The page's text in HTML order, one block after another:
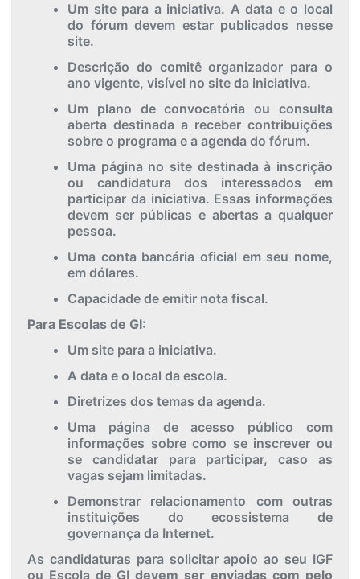
Um site para a iniciativa. A data e o local
do fórum devem estar publicados nesse
site.
Descrição do comitê organizador para o
ano vigente, visível no site da iniciativa.
Um plano de convocatória ou consulta
aberta destinada a receber contribuições
sobre o programa e a agenda do fórum.
Uma página no site destinada à inscrição
ou candidatura dos interessados em
participar da iniciativa. Essas informações
devem ser públicas e abertas a qualquer
pessoa.
Uma conta bancária oficial em seu nome,
em dólares.
Capacidade de emitir nota fiscal.
Para Escolas de GI:
Um site para a iniciativa.
A data e o local da escola.
Diretrizes dos temas da agenda.
Uma página de acesso público com
informações sobre como se inscrever ou
se candidatar para participar, caso as
vagas sejam limitadas.
Demonstrar relacionamento com outras
instituições do ecossistema de
governança da Internet.
As candidaturas para solicitar apoio ao seu IGF
ou Escola de GI devem ser enviadas com pelo